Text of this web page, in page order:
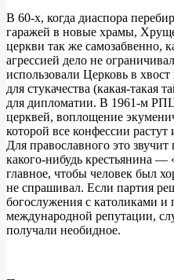
В 60-х, когда диаспора
гаражей в новые храмы,
церкви так же самозабвенно,
агрессией дело не
использовали Церковь в
для стукачества (какая-такая
для дипломатии. В 1961-м
церквей, воплощение
которой все конфессии растут
Для православного это
какого-нибудь крестьянина —
главное, чтобы человек был
не спрашивал. Если партия
богослужения с католиками и
международной репутации,
получали необидное.